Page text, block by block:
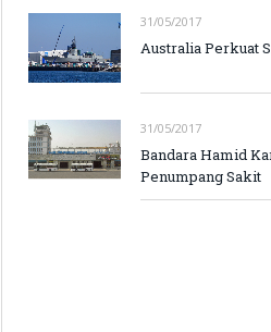
31/05/2017
Australia Perkuat
31/05/2017
Bandara Hamid
Penumpang Sakit